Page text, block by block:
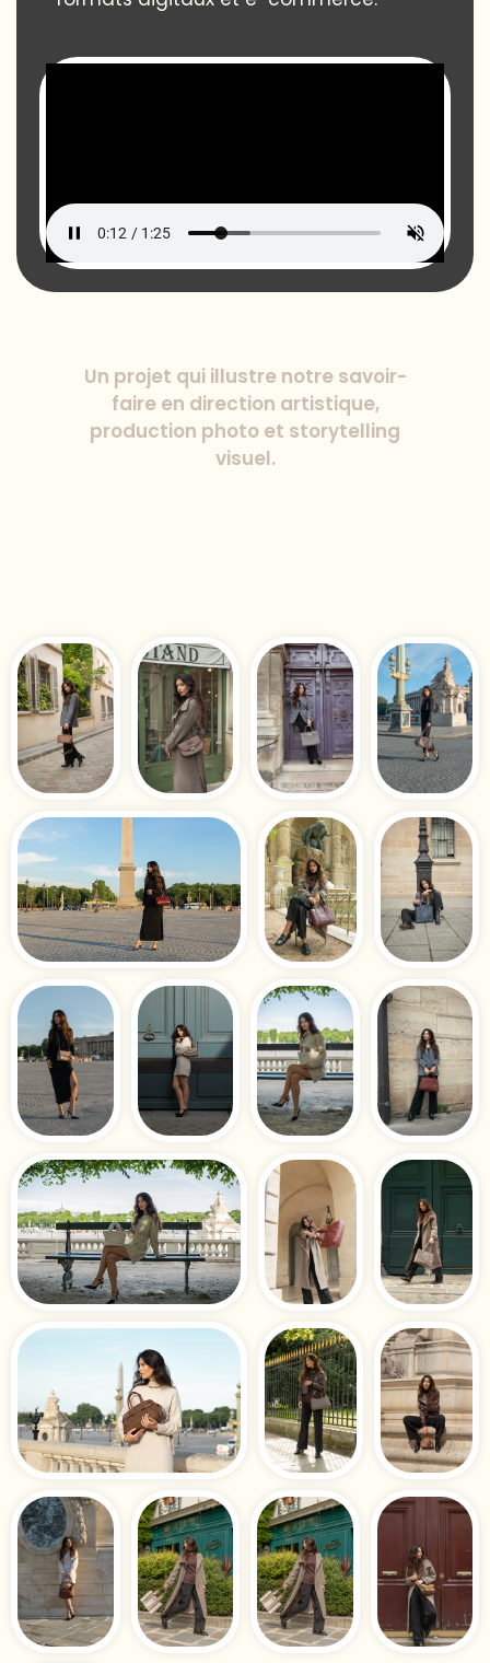
Un projet qui illustre notre savoir-
faire en direction artistique,
production photo et storytelling
visuel.